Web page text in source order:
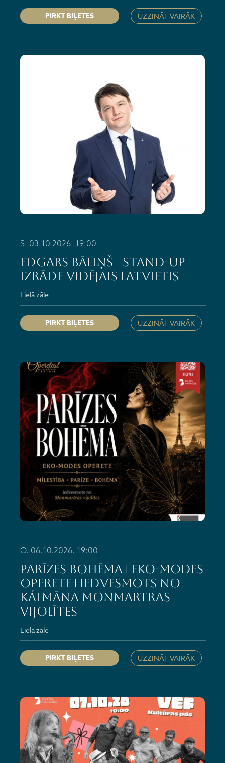
PIRKT BIĻETES UZZINĀT VAIRĀK
S. 03.10.2026. 19:00
EDGARS BĀLIŅŠ | stand-up
izrāde VIDĒJAIS LATVIETIS
Lielā zāle
PIRKT BIĻETES UZZINĀT VAIRĀK
O. 06.10.2026. 19:00
PARĪZES BOHĒMA ǀ eko-modes
operete ǀ iedvesmots no
Kálmāna Monmartras
vijolītes
Lielā zāle
PIRKT BIĻETES UZZINĀT VAIRĀK